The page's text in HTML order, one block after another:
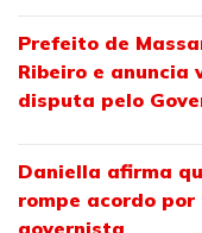
Prefeito de
Ribeiro e anuncia
disputa pelo
Daniella afirma
rompe acordo por